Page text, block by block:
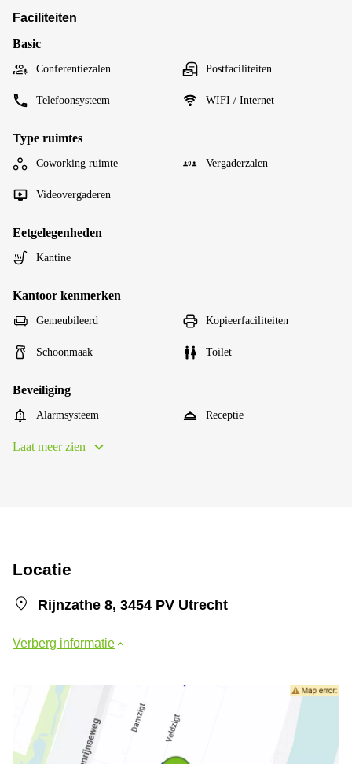
Faciliteiten
Basic
Conferentiezalen Postfaciliteiten
Telefoonsysteem WIFI / Internet
Type ruimtes
Coworking ruimte Vergaderzalen
Videovergaderen
Eetgelegenheden
Kantine
Kantoor kenmerken
Gemeubileerd Kopieerfaciliteiten
Schoonmaak Toilet
Beveiliging
Alarmsysteem Receptie
Laat meer zien
Locatie
Rijnzathe 8, 3454 PV Utrecht
Verberg informatie